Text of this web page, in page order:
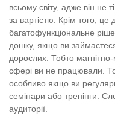
всьому світу, адже він не
за вартістю. Крім того, це
багатофункціональне
дошку, якщо ви
дорослих. Тобто
сфері ви не працювали.
особливо якщо ви
семінари або тренінги.
аудиторії.